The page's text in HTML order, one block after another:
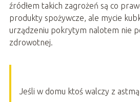
źródłem takich zagrożeń są co
produkty spożywcze, ale mycie
urządzeniu pokrytym nalotem nie
zdrowotnej.
Jeśli w domu ktoś walczy z